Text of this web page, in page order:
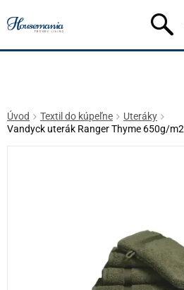
Úvod Textil do kúpeľne
Uteráky
Vandyck uterák Ranger Thyme 650g/m2